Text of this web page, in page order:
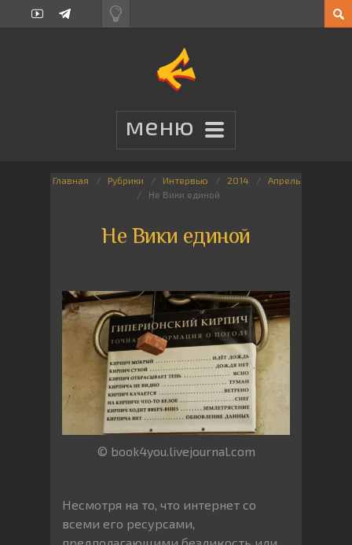
Главная Рубрики Интервью 2014
Апрель
Не Вики единой
Не Вики единой
© book4you.livejournal.com
Несмотря на то, что интернет со
всеми его ресурсами,